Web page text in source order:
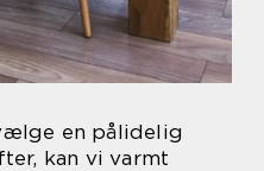
en pålidelig
kan vi varmt